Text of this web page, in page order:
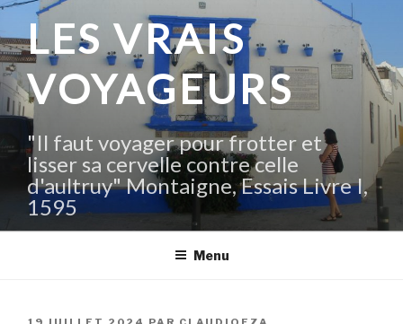
Aller
contenu
principal
LES VRAIS
VOYAGEURS
"Il faut voyager pour frotter et
lisser sa cervelle contre celle
d'aultruy" Montaigne, Essais Livre I,
1595
Menu
PUBLIÉ